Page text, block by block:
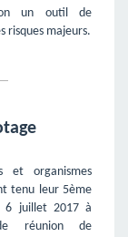
un outil de
risques majeurs.
et organismes
tenu leur 5ème
6 juillet 2017 à
réunion de